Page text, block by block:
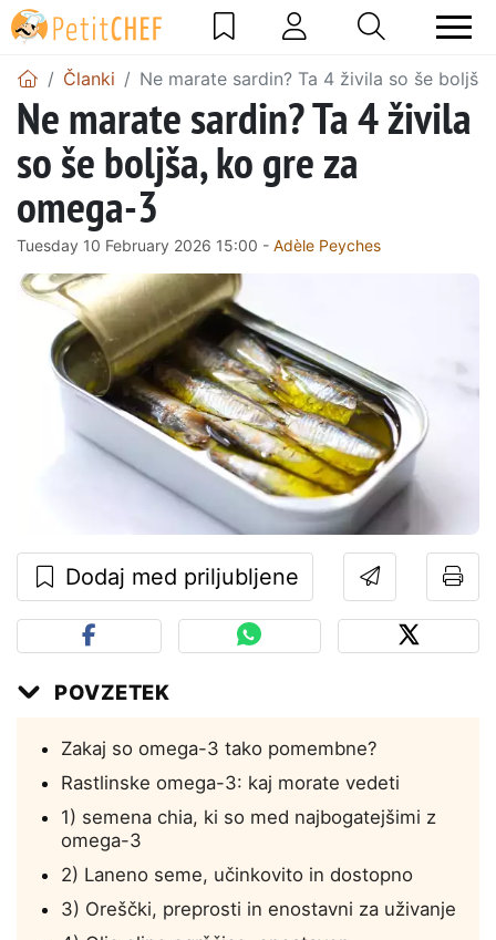
Članki Ne marate sardin? Ta 4 živila so še
Ne marate sardin? Ta 4 živila
so še boljša, ko gre za
omega-3
Tuesday 10 February 2026 15:00 - Adèle Peyches
Dodaj med priljubljene
POVZETEK
Zakaj so omega-3 tako pomembne?
Rastlinske omega-3: kaj morate vedeti
1) semena chia, ki so med najbogatejšimi z
omega-3
2) Laneno seme, učinkovito in dostopno
3) Oreščki, preprosti in enostavni za uživanje